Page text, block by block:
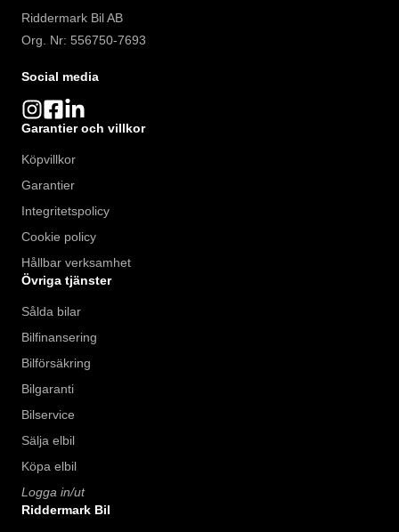
Riddermark Bil AB
Org. Nr: 556750-7693
Social media
Garantier och villkor
Köpvillkor
Garantier
Integritetspolicy
Cookie policy
Hållbar verksamhet
Övriga tjänster
Sålda bilar
Bilfinansering
Bilförsäkring
Bilgaranti
Bilservice
Sälja elbil
Köpa elbil
Logga in/ut
Riddermark Bil